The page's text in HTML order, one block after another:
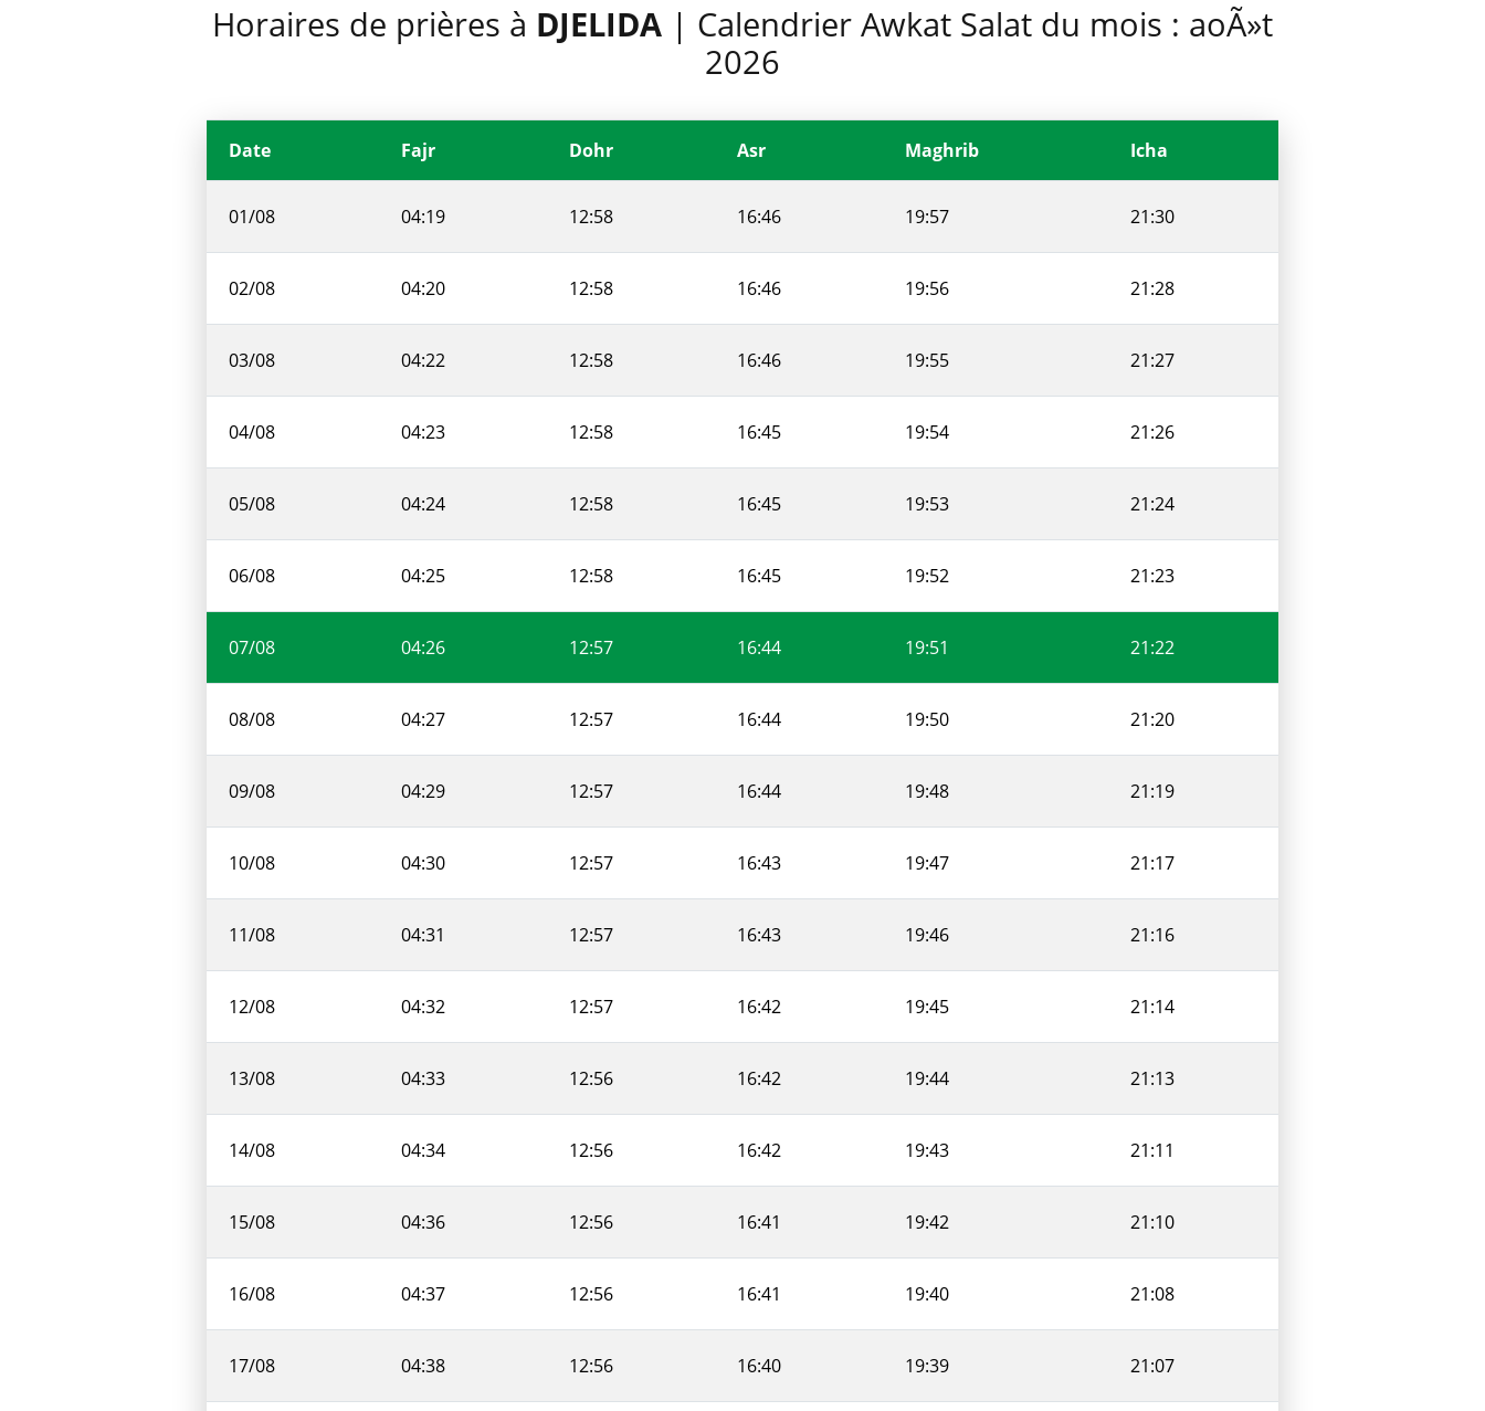
Horaires de prières à DJELIDA | Calendrier Awkat Salat du mois : aoÃ»t
2026
Date Fajr Dohr Asr Maghrib Icha
01/08 04:19 12:58 16:46 19:57 21:30
02/08 04:20 12:58 16:46 19:56 21:28
03/08 04:22 12:58 16:46 19:55 21:27
04/08 04:23 12:58 16:45 19:54 21:26
05/08 04:24 12:58 16:45 19:53 21:24
06/08 04:25 12:58 16:45 19:52 21:23
07/08 04:26 12:57 16:44 19:51 21:22
08/08 04:27 12:57 16:44 19:50 21:20
09/08 04:29 12:57 16:44 19:48 21:19
10/08 04:30 12:57 16:43 19:47 21:17
11/08 04:31 12:57 16:43 19:46 21:16
12/08 04:32 12:57 16:42 19:45 21:14
13/08 04:33 12:56 16:42 19:44 21:13
14/08 04:34 12:56 16:42 19:43 21:11
15/08 04:36 12:56 16:41 19:42 21:10
16/08 04:37 12:56 16:41 19:40 21:08
17/08 04:38 12:56 16:40 19:39 21:07